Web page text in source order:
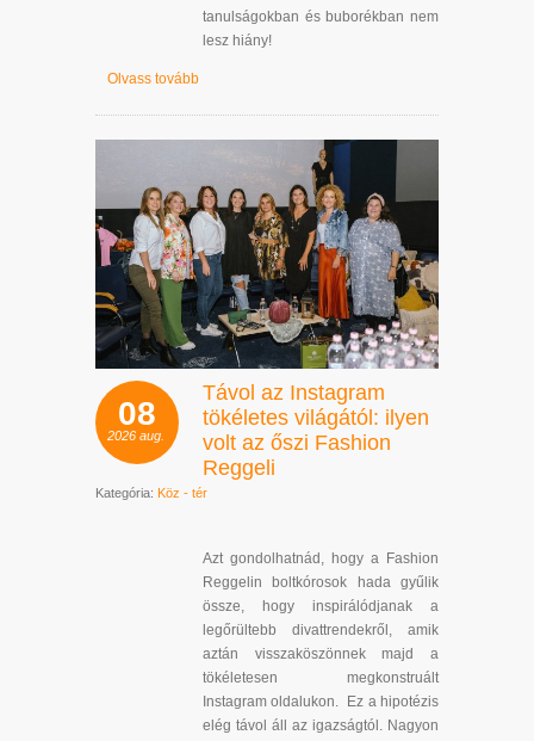
tanulságokban és buborékban nem
lesz hiány!
Olvass tovább
08
2026 aug.
Távol az Instagram
tökéletes világától: ilyen
volt az őszi Fashion
Reggeli
Kategória: Köz - tér
Azt gondolhatnád, hogy a Fashion
Reggelin boltkórosok hada gyűlik
össze, hogy inspirálódjanak a
legőrültebb divattrendekről, amik
aztán visszaköszönnek majd a
tökéletesen megkonstruált
Instagram oldalukon. Ez a hipotézis
elég távol áll az igazságtól. Nagyon